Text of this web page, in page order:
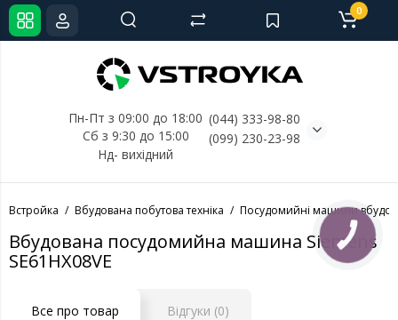
Пн-Пт з 09:00 до 18:00
Сб з 9:30 до 15:00
Нд- вихідний
(044) 333-98-80
(099) 230-23-98
0
Встройка Вбудована побутова техніка Посудомийні машини
Вбудована посудомийна машина Siemens
SE61HX08VE
Все про товар Відгуки (0)
КНОПКА
СВЯЗИ